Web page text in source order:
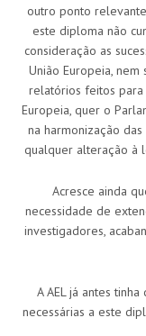
outro ponto
este diploma não
consideração as
União Europeia,
relatórios feitos para
Europeia, quer o
na harmonização
qualquer alteração à
Acresce ainda
necessidade de
investigadores,
A AEL já antes
necessárias a este